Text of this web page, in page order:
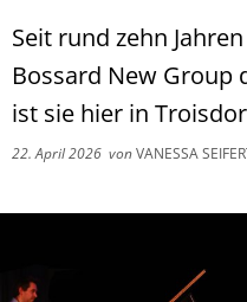
Seit rund zehn
Bossard New Group
ist sie hier in
22. April 2026 vonVANESSA